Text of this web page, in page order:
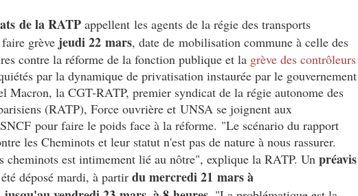
de la RATP appellent les agents de la régie des transports
grève jeudi 22 mars, date de mobilisation commune à celle des
contre la réforme de la fonction publique et la grève des contrôleurs
par la dynamique de privatisation instaurée par le gouvernement
Macron, la CGT-RATP, premier syndicat de la régie autonome des
(RATP), Force ouvrière et UNSA se joignent aux
pour faire le poids face à la réforme. "Le scénario du rapport
les Cheminots et leur statut n'est pas de nature à nous rassurer.
cheminots est intimement lié au nôtre", explique la RATP. Un préavis
déposé mardi, à partir du mercredi 21 mars à